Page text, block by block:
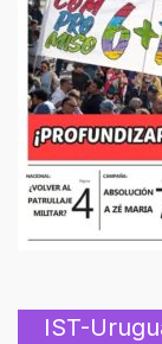
IST-